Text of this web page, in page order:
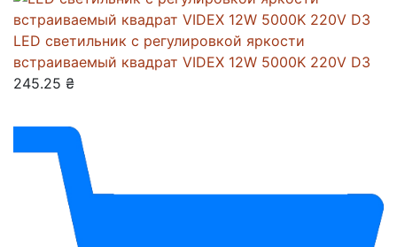
LED светильник с регулировкой яркости
встраиваемый квадрат VIDEX 12W 5000K 220V D3
245.25 ₴